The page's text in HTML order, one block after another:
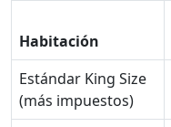
Habitación
Estándar King Size
(más impuestos)